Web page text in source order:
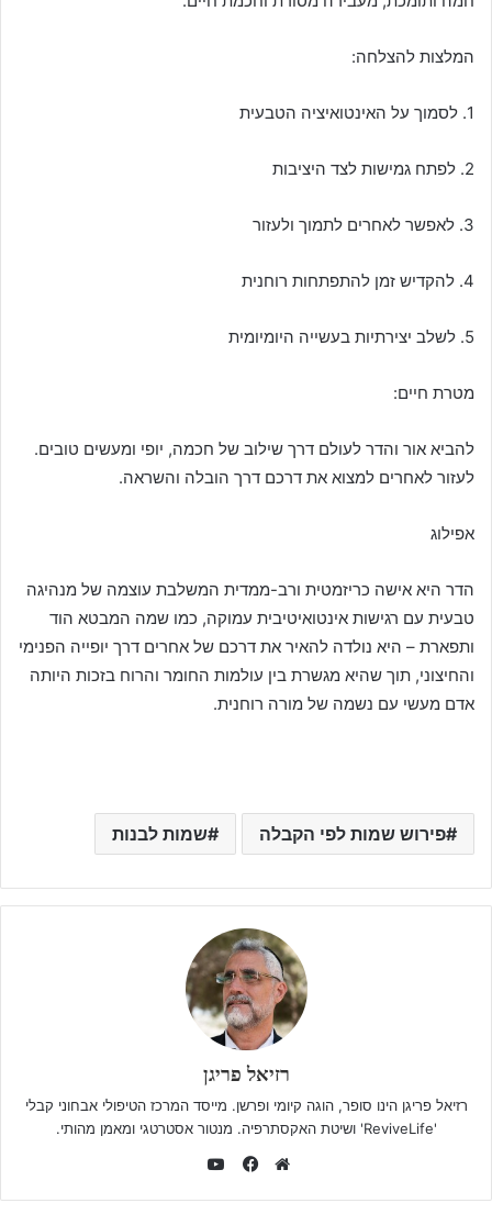
המלצות להצלחה:
1. לסמוך על האינטואיציה הטבעית
2. לפתח גמישות לצד היציבות
3. לאפשר לאחרים לתמוך ולעזור
4. להקדיש זמן להתפתחות רוחנית
5. לשלב יצירתיות בעשייה היומיומית
מטרת חיים:
להביא אור והדר לעולם דרך שילוב של חכמה, יופי ומעשים טובים.
לעזור לאחרים למצוא את דרכם דרך הובלה והשראה.
אפילוג
הדר היא אישה כריזמטית ורב-ממדית המשלבת עוצמה של מנהיגה
טבעית עם רגישות אינטואיטיבית עמוקה, כמו שמה המבטא הוד
ותפארת – היא נולדה להאיר את דרכם של אחרים דרך יופייה הפנימי
והחיצוני, תוך שהיא מגשרת בין עולמות החומר והרוח בזכות היותה
אדם מעשי עם נשמה של מורה רוחנית.
פירוש שמות לפי הקבלה שמות לבנות
רזיאל פריגן
רזיאל פריגן הינו סופר, הוגה קיומי ופרשן. מייסד המרכז הטיפולי אבחוני קבלי
'ReviveLife' ושיטת האקסתרפיה. מנטור אסטרטגי ומאמן מהותי.